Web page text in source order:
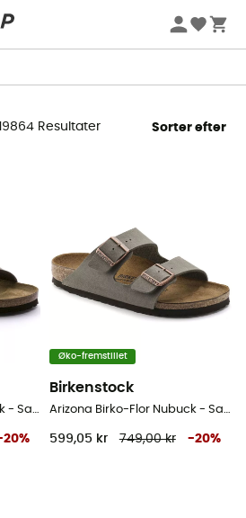
&
19864 Resultater Sorter efter
Arizona Birko-Flor Nubuck - Sandaler
20%
Øko-fremstillet
Birkenstock
Arizona Birko-Flor Nubuck - Sandaler
599,05 kr 749,00 kr -20%